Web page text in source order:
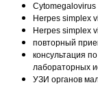
Cytomegalovirus
Herpes simplex
Herpes simplex
повторный
консультация
лабораторных
УЗИ органов